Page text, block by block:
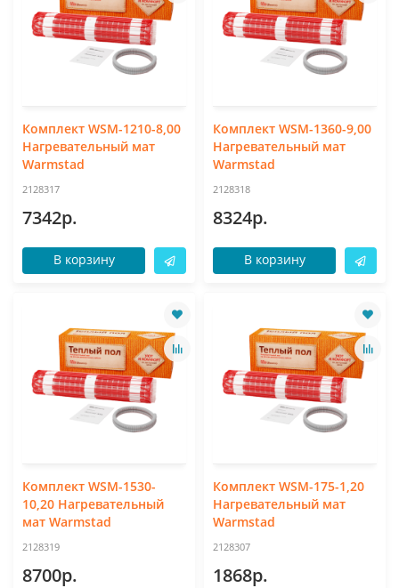
Комплект WSM-1210-8,00
Нагревательный мат
Warmstad
2128317
7342р.
В корзину
Комплект WSM-1360-9,00
Нагревательный мат
Warmstad
2128318
8324р.
В корзину
Комплект WSM-1530-
10,20 Нагревательный
мат Warmstad
2128319
8700р.
Комплект WSM-175-1,20
Нагревательный мат
Warmstad
2128307
1868р.